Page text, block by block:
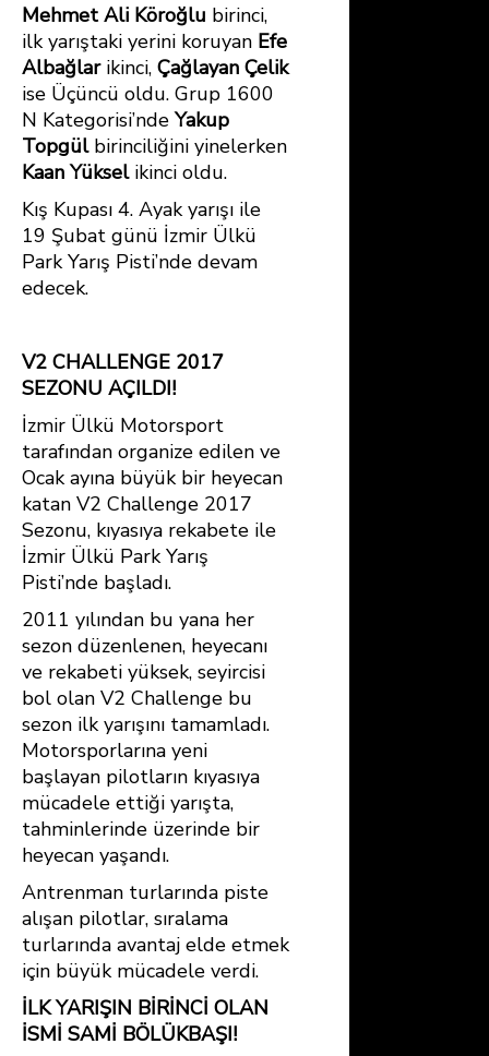
Mehmet Ali Köroğlu birinci,
ilk yarıştaki yerini koruyan Efe
Albağlarikinci, Çağlayan Çelik
ise Üçüncü oldu. Grup 1600
N Kategorisi’ndeYakup
Topgülbirinciliğini yinelerken
Kaan Yükselikinci oldu.
Kış Kupası 4. Ayak yarışı ile
19 Şubat günü İzmir Ülkü
Park Yarış Pisti’nde devam
edecek.
V2 CHALLENGE 2017
SEZONU AÇILDI!
İzmir Ülkü Motorsport
tarafından organize edilen ve
Ocak ayına büyük bir heyecan
katan V2 Challenge 2017
Sezonu, kıyasıya rekabete ile
İzmir Ülkü Park Yarış
Pisti’nde başladı.
2011 yılından bu yana her
sezon düzenlenen, heyecanı
ve rekabeti yüksek, seyircisi
bol olan V2 Challenge bu
sezon ilk yarışını tamamladı.
Motorsporlarına yeni
başlayan pilotların kıyasıya
mücadele ettiği yarışta,
tahminlerinde üzerinde bir
heyecan yaşandı.
Antrenman turlarında piste
alışan pilotlar, sıralama
turlarında avantaj elde etmek
için büyük mücadele verdi.
İLK YARIŞIN BİRİNCİ OLAN
İSMİ SAMİ BÖLÜKBAŞI!